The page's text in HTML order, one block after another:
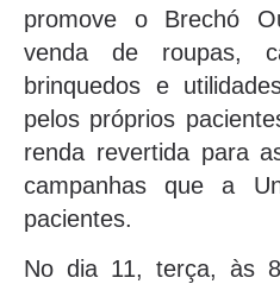
promove o Brechó
venda de roupas,
brinquedos e
pelos próprios
renda revertida para
campanhas que a
pacientes.
No dia 11, terça, às